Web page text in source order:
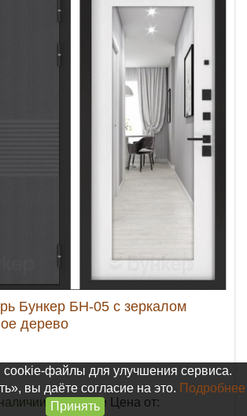
Бункер БН-05 с зеркалом
дерево
на складе Цена от:
файлы для улучшения сервиса.
вы даёте согласие на это. Подробнее
Принять